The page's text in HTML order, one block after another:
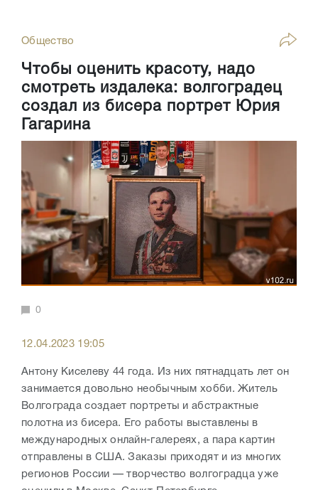
Общество
Чтобы оценить красоту, надо
смотреть издалека: волгоградец
создал из бисера портрет Юрия
Гагарина
0
12.04.2023 19:05
Антону Киселеву 44 года. Из них пятнадцать лет он
занимается довольно необычным хобби. Житель
Волгограда создает портреты и абстрактные
полотна из бисера. Его работы выставлены в
международных онлайн-галереях, а пара картин
отправлены в США. Заказы приходят и из многих
регионов России — творчество волгоградца уже